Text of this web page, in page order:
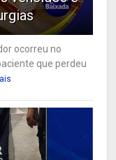
ocorreu no
que perdeu